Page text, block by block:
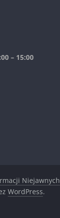
– 15:00
Niejawnych
WordPress.